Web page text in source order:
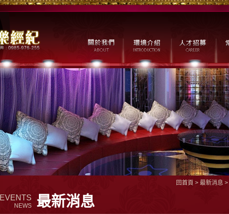
回首頁 > 最新消息 >
EVENTS
NEWS 最新消息